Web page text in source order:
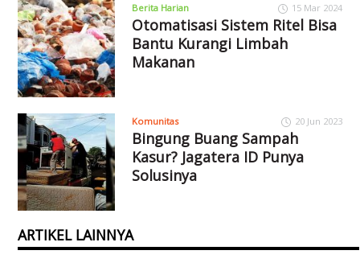
Berita Harian 15 Mar 2024
Otomatisasi Sistem Ritel Bisa
Bantu Kurangi Limbah
Makanan
Komunitas 20 Jun 2023
Bingung Buang Sampah
Kasur? Jagatera ID Punya
Solusinya
ARTIKEL LAINNYA